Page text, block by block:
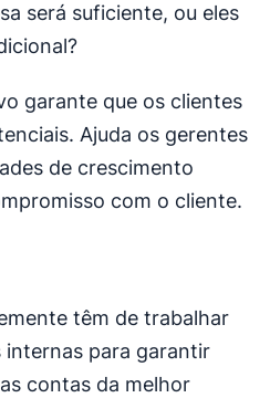
será suficiente, ou eles
garante que os clientes
Ajuda os gerentes
de crescimento
com o cliente.
têm de trabalhar
para garantir
contas da melhor